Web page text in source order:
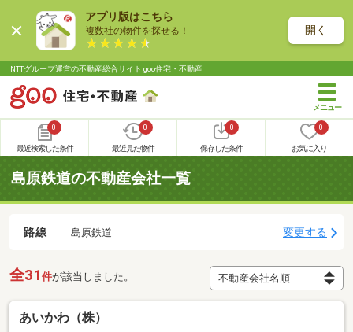
アプリ版はこちら
複数社の物件を探せる！ 開く
NTTグループ運営の不動産総合サイト goo住宅・不動産
0
最近検索した条件
0
最近見た物件
0
保存した条件
0
お気に入り
島原鉄道の不動産会社一覧
路線 島原鉄道 変更する
全31 件が該当しました。
あいかわ（株）